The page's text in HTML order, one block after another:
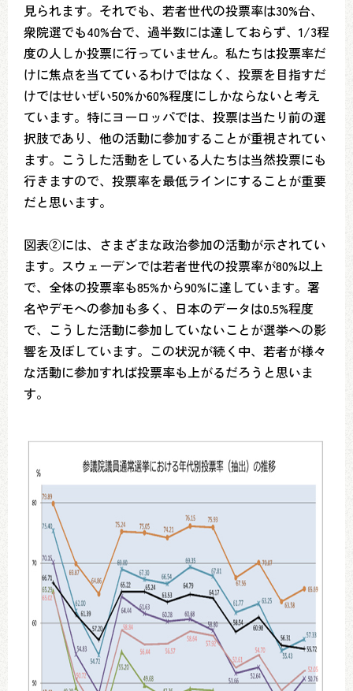
見られます。それでも、若者世代の投票率は30%台、
衆院選でも40%台で、過半数には達しておらず、1/3程
度の人しか投票に行っていません。私たちは投票率だ
けに焦点を当てているわけではなく、投票を目指すだ
けではせいぜい50%か60%程度にしかならないと考え
ています。特にヨーロッパでは、投票は当たり前の選
択肢であり、他の活動に参加することが重視されてい
ます。こうした活動をしている人たちは当然投票にも
行きますので、投票率を最低ラインにすることが重要
だと思います。
図表②には、さまざまな政治参加の活動が示されてい
ます。スウェーデンでは若者世代の投票率が80%以上
で、全体の投票率も85%から90%に達しています。署
名やデモへの参加も多く、日本のデータは0.5%程度
で、こうした活動に参加していないことが選挙への影
響を及ぼしています。この状況が続く中、若者が様々
な活動に参加すれば投票率も上がるだろうと思いま
す。